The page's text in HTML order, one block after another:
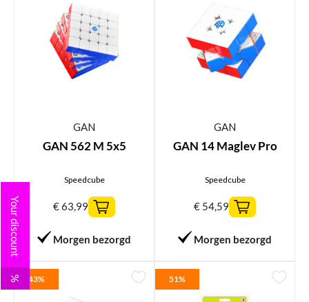
GAN
GAN 562 M 5x5
Speedcube
€63,99
Morgen bezorgd
GAN
GAN 14 Maglev Pro
Speedcube
€ 54,59
Morgen bezorgd
43% 51%
Your discount
%